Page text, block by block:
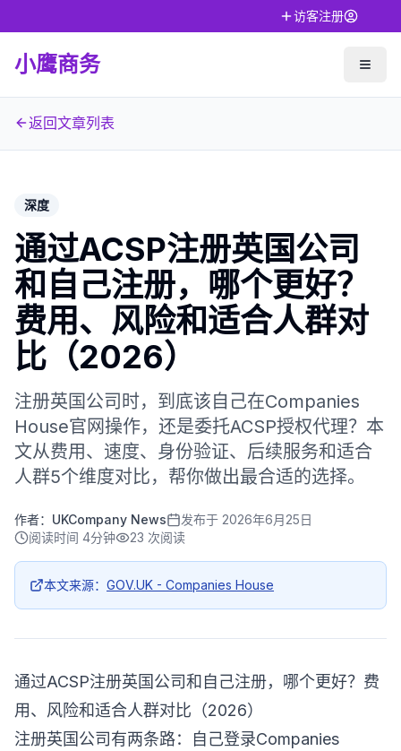
访客注册
小鹰商务
返回文章列表
深度
通过ACSP注册英国公司
和自己注册，哪个更好？
费用、风险和适合人群对
比（2026）
注册英国公司时，到底该自己在Companies
House官网操作，还是委托ACSP授权代理？本
文从费用、速度、身份验证、后续服务和适合
人群5个维度对比，帮你做出最合适的选择。
作者： UKCompany News 发布于 2026年6月25日
阅读时间 4分钟 23 次阅读
本文来源： GOV.UK - Companies House
通过ACSP注册英国公司和自己注册，哪个更好？费
用、风险和适合人群对比（2026）
注册英国公司有两条路：自己登录Companies